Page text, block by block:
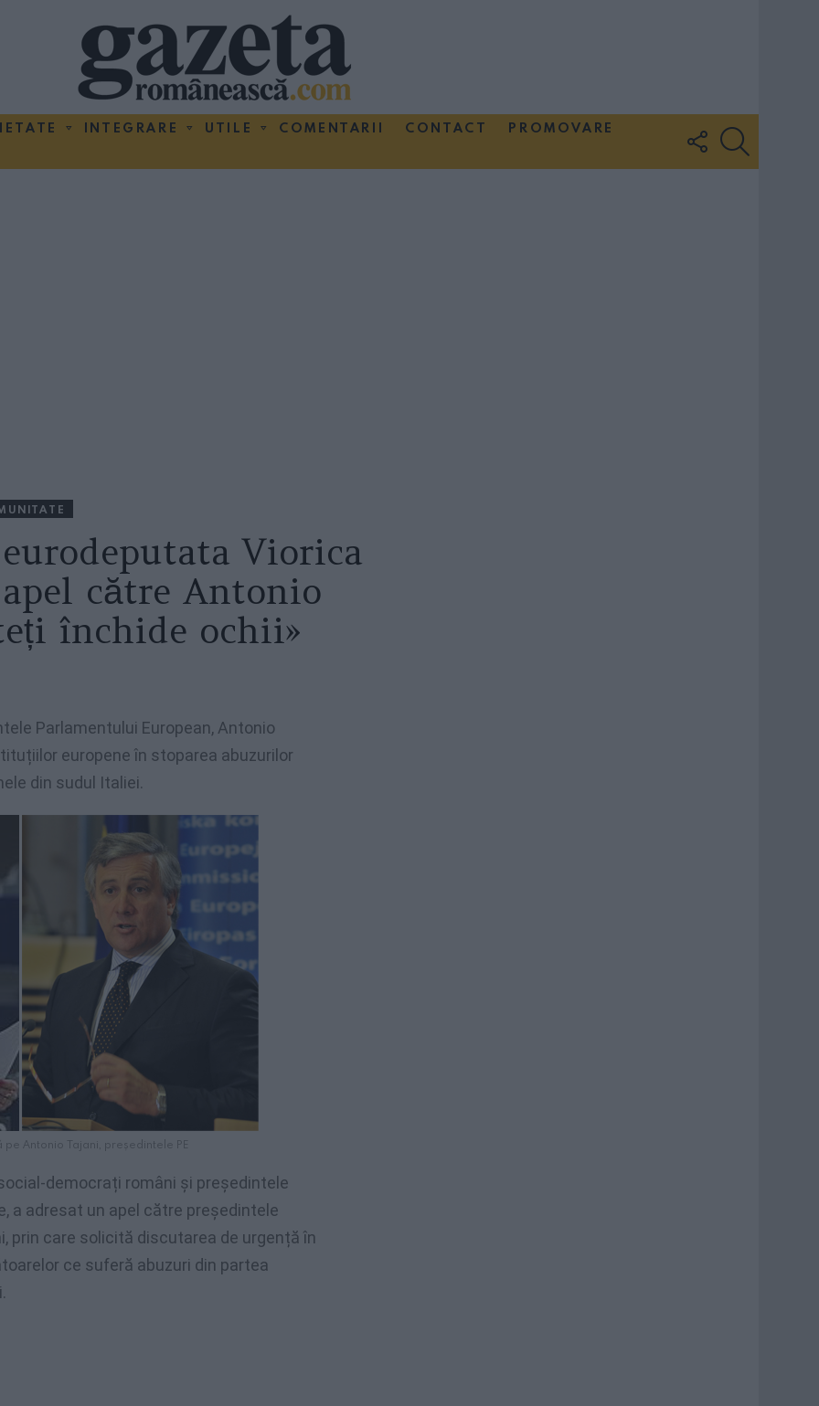
INTEGRARE UTILE COMENTARII CONTACT
PROMOVARE
FOLLOW
US
Viorica
către Antonio
închide ochii»
Parlamentului European, Antonio
europene în stoparea abuzurilor
din sudul Italiei.
Antonio Tajani, președintele PE
democrați români și președintele
a adresat un apel către președintele
prin care solicită discutarea de urgență în
ce suferă abuzuri din partea